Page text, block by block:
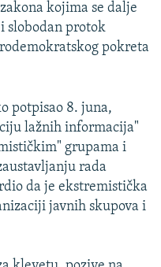
kojima se dalje
slobodan protok
pokreta
potpisao 8. juna,
lažnih informacija"
grupama i
rada
da je ekstremistička
javnih skupova i